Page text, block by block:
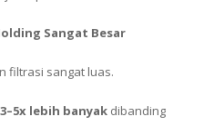
Sangat Besar
filtrasi sangat luas.
3–5x lebih banyak dibanding